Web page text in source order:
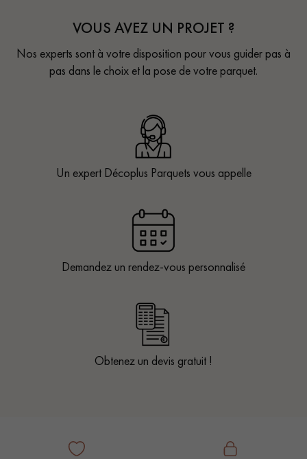
VOUS AVEZ UN PROJET ?
Nos experts sont à votre disposition pour vous guider pas à
pas dans le choix et la pose de votre parquet.
Un expert Décoplus Parquets vous appelle
Demandez un rendez-vous personnalisé
Obtenez un devis gratuit !